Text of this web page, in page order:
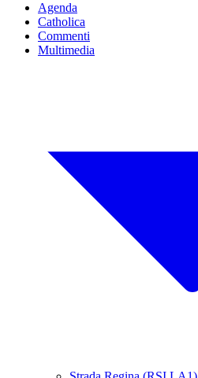
Agenda
Catholica
Commenti
Multimedia